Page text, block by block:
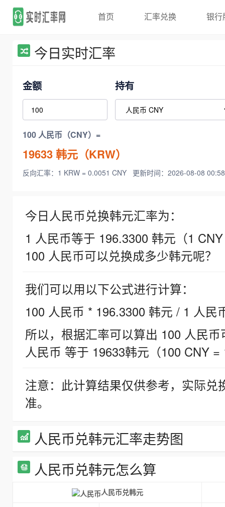
首页 汇率兑换 银行
今日实时汇率
金额 持有
100 人民币（CNY）=
19633韩元（KRW）
反向汇率：1 KRW = 0.0051 CNY 更新时间：2026-08-08
今日人民币兑换韩元汇率为：
1 人民币等于 196.3300 韩元（1
100 人民币可以兑换成多少韩元呢？
我们可以用以下公式进行计算：
100 人民币 * 196.3300 韩元 / 1 人民
所以，根据汇率可以算出 100 人民
人民币 等于 19633韩元（100 CNY =
注意：此计算结果仅供参考，实际
准。
人民币兑韩元汇率走势图
人民币兑韩元怎么算
人民币兑韩元